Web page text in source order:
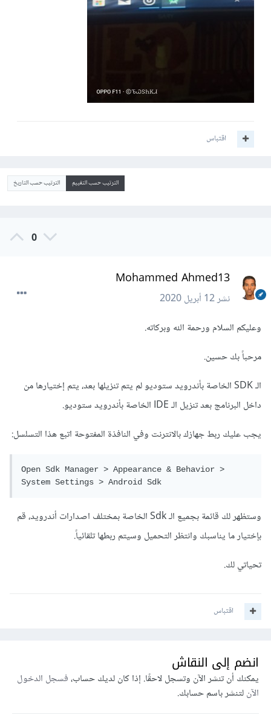
اقتباس
الترتيب حسب التقييم الترتيب حسب التاريخ
0
Mohammed Ahmed13
نشر12 أبريل 2020
وعليكم السلام ورحمة الله وبركاته.
مرحباً بك حسين.
الـ SDK الخاصة بأندرويد ستوديو لم يتم تنزيلها بعد، يتم إختيارها من
داخل البرنامج بعد تنزيل الـ IDE الخاصة بأندرويد ستوديو.
يجب عليك ربط جهازك بالانترنت وفي النافذة المفتوحة اتبع هذا التسلسل:
Open Sdk Manager > Appearance & Behavior >
System Settings > Android Sdk
وستظهر لك قائمة بجميع الـ Sdk الخاصة بمختلف اصدارات أندرويد، قم
بإختيار ما يناسبك وانتظر التحميل وسيتم ربطها تلقائياً.
تحياتي لك.
اقتباس
انضم إلى النقاش
يمكنك أن تنشر الآن وتسجل لاحقًا. إذا كان لديك حساب،فسجل الدخول
الآنلتنشر باسم حسابك.